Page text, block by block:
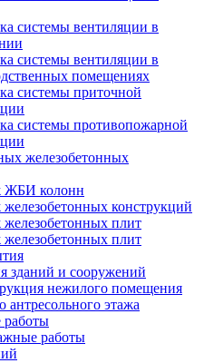
системы вентиляции в
системы вентиляции в
помещениях
системы приточной
системы противопожарной
железобетонных
ЖБИ колонн
конструкций
плит
плит
зданий и сооружений
нежилого помещения
антресольного этажа
работы